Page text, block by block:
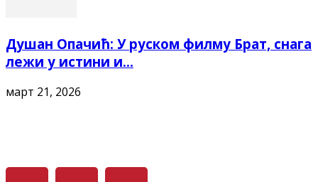
Душан Опачић: У руском филму Брат, снага
лежи у истини и...
март 21, 2026